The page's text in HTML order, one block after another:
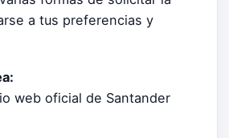
a tus preferencias y
web oficial de Santander